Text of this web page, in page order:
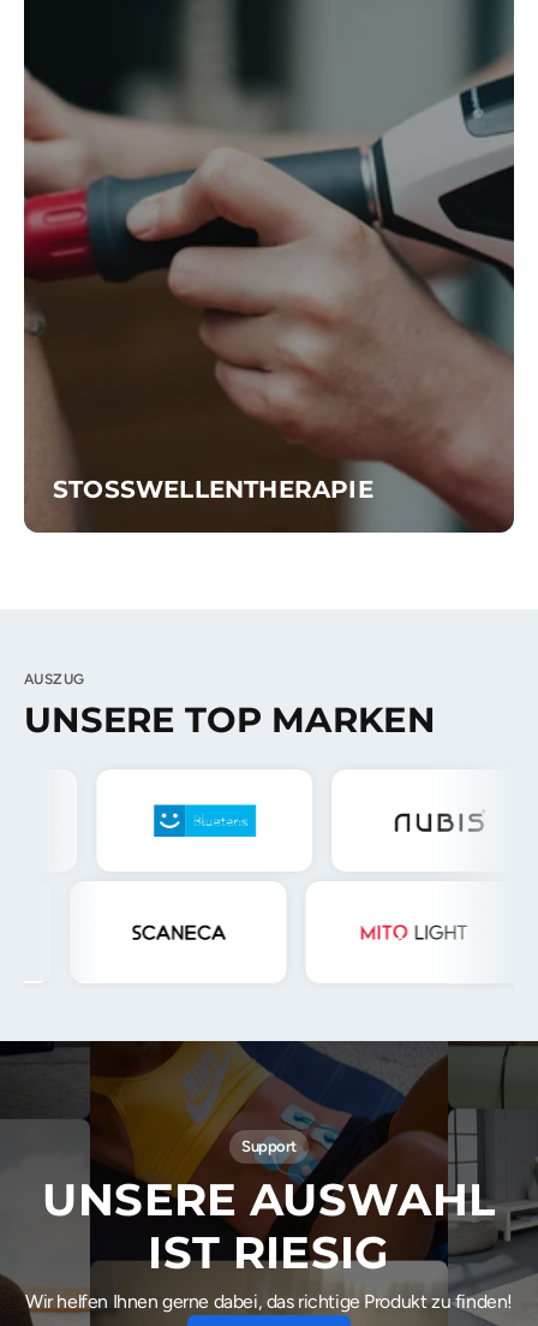
STOSSWELLENTHERAPIE
AUSZUG
UNSERE TOP MARKEN
Support
UNSERE AUSWAHL
IST RIESIG
Wir helfen Ihnen gerne dabei, das richtige Produkt zu finden!